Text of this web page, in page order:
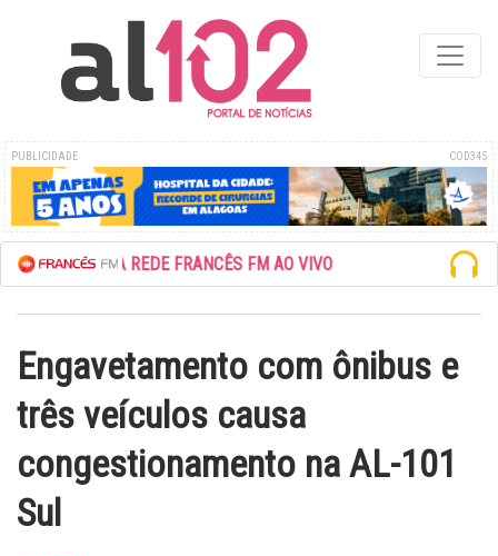
PUBLICIDADE COD345
ESCUTE A REDE FRANCÊS FM AO VIVO
Engavetamento com ônibus e
três veículos causa
congestionamento na AL-101
Sul